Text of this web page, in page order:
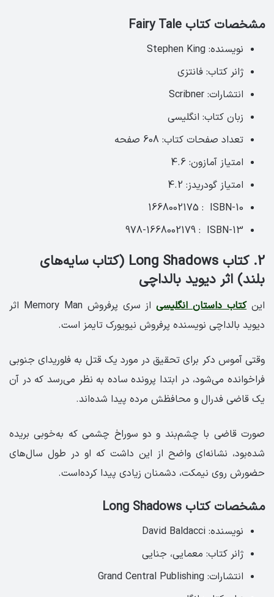
مشخصات کتاب Fairy Tale
نویسنده: Stephen King
ژانر کتاب: فانتزی
انتشارات: Scribner
زبان کتاب: انگلیسی‏
تعداد صفحات کتاب: 608 صفحه ‏
امتیاز آمازون: 4.6 ‏
امتیاز گودریدز: 4.2
ISBN-10 ‏ : ‎ 1668002175
ISBN-13 ‏ : ‎ 978-1668002179
2. کتاب Long Shadows (کتاب سایه‌های
بلند) اثر دیوید بالداچی
اینکتاب داستان انگلیسی
از سری پرفروش Memory Man اثر
دیوید بالداچی نویسنده پرفروش نیویورک تایمز است.
وقتی آموس دکر برای تحقیق در مورد یک قتل به فلوریدای جنوبی
فراخوانده می‌شود، در ابتدا پرونده ساده به نظر می‌رسد که در آن
یک قاضی فدرال و محافظش مرده پیدا شده‌اند.
صورت قاضی با چشم‌بند و دو سوراخ چشمی که به‌خوبی بریده
شده‌بود، نشانه‌ای واضح از این داشت که او در طول سال‌های
حضورش روی نیمکت، دشمنان زیادی پیدا کرده‌است.
مشخصات کتاب Long Shadows
نویسنده: David Baldacci
ژانر کتاب: معمایی، جنایی
انتشارات: Grand Central Publishing